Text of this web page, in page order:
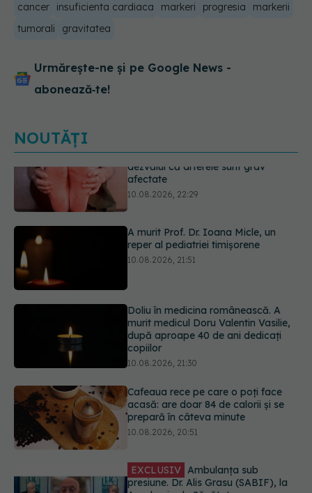
cancer insuficienta cardiaca markeri progresia
markerii
tumorali
gravitatea
Urmărește-ne și pe Google News -
abonează‑te!
NOUTĂȚI
reper al pediatriei timișorene
Doliu în medicina românească. A
10.08.2026, 21:30
Cafeaua rece pe care o poți face
acasă: are doar 84 de calorii și se
prepară în câteva minute
10.08.2026, 20:51
EXCLUSIV Ambulanța sub
presiune. Dr. Alis Grasu (SABIF), la
10.08.2026, 20:19